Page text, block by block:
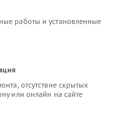
работы и установленные
отсутствие скрытых
или онлайн на сайте